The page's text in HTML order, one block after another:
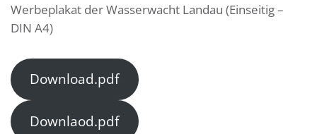
Werbeplakat der Wasserwacht Landau (Einseitig –
DIN A4)
Download.pdf
Downlaod.pdf